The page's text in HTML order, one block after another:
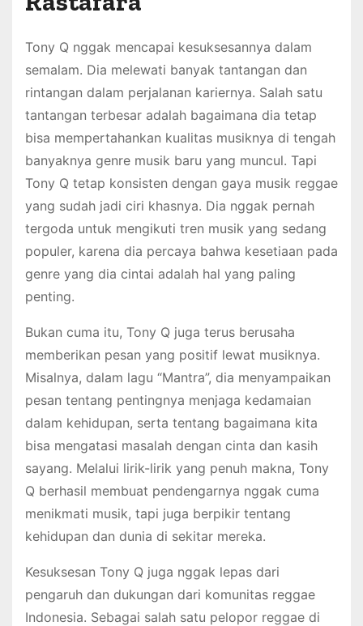
Tony Q nggak mencapai kesuksesannya dalam
semalam. Dia melewati banyak tantangan dan
rintangan dalam perjalanan kariernya. Salah satu
tantangan terbesar adalah bagaimana dia tetap
bisa mempertahankan kualitas musiknya di tengah
banyaknya genre musik baru yang muncul. Tapi
Tony Q tetap konsisten dengan gaya musik reggae
yang sudah jadi ciri khasnya. Dia nggak pernah
tergoda untuk mengikuti tren musik yang sedang
populer, karena dia percaya bahwa kesetiaan pada
genre yang dia cintai adalah hal yang paling
penting.
Bukan cuma itu, Tony Q juga terus berusaha
memberikan pesan yang positif lewat musiknya.
Misalnya, dalam lagu “Mantra”, dia menyampaikan
pesan tentang pentingnya menjaga kedamaian
dalam kehidupan, serta tentang bagaimana kita
bisa mengatasi masalah dengan cinta dan kasih
sayang. Melalui lirik-lirik yang penuh makna, Tony
Q berhasil membuat pendengarnya nggak cuma
menikmati musik, tapi juga berpikir tentang
kehidupan dan dunia di sekitar mereka.
Kesuksesan Tony Q juga nggak lepas dari
pengaruh dan dukungan dari komunitas reggae
Indonesia. Sebagai salah satu pelopor reggae di